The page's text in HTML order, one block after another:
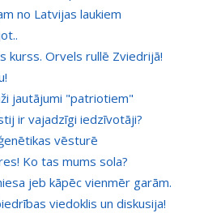
no Latvijas laukiem
kurss. Orvels rullē Zviedrijā!
jautājumi "patriotiem"
ir vajadzīgi iedzīvotāji?
vēsturē
Ko tas mums sola?
jeb kāpēc vienmēr garām.
viedoklis un diskusija!